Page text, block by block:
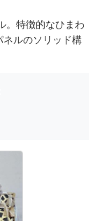
。特徴的なひまわ
ネルのソリッド構